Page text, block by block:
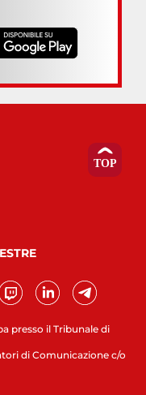
presso il Tribunale di
di Comunicazione c/o